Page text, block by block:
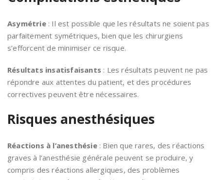
Asymétrie: Il est possible que les résultats ne soient pas
parfaitement symétriques, bien que les chirurgiens
s’efforcent de minimiser ce risque.
Résultats insatisfaisants : Les résultats peuvent ne pas
répondre aux attentes du patient, et des procédures
correctives peuvent être nécessaires.
Risques anesthésiques
Réactions à l’anesthésie: Bien que rares, des réactions
graves à l’anesthésie générale peuvent se produire, y
compris des réactions allergiques, des problèmes